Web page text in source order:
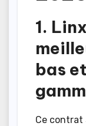
1.
bas
Ce contrat